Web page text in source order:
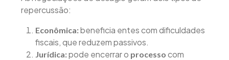
repercussão:
Econômica:beneficia entes com dificuldades
fiscais, que reduzem passivos.
Jurídica:pode encerrar o processo com